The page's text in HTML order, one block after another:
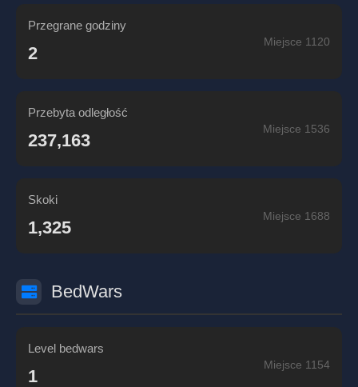
Przegrane godziny
2
Miejsce 1120
Przebyta odległość
237,163
Miejsce 1536
Skoki
1,325
Miejsce 1688
BedWars
Level bedwars
1
Miejsce 1154